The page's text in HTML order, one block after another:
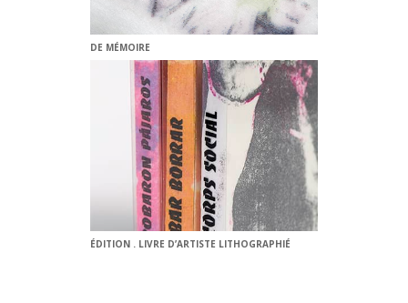
DE MÉMOIRE
ÉDITION . LIVRE D’ARTISTE LITHOGRAPHIÉ